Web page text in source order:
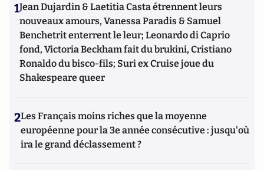
1Jean Dujardin & Laetitia Casta étrennent leurs
nouveaux amours, Vanessa Paradis & Samuel
Benchetrit enterrent le leur; Leonardo di Caprio
fond, Victoria Beckham fait du brukini, Cristiano
Ronaldo du bisco-fils; Suri ex Cruise joue du
Shakespeare queer
2Les Français moins riches que la moyenne
européenne pour la 3e année consécutive : jusqu'où
ira le grand déclassement ?